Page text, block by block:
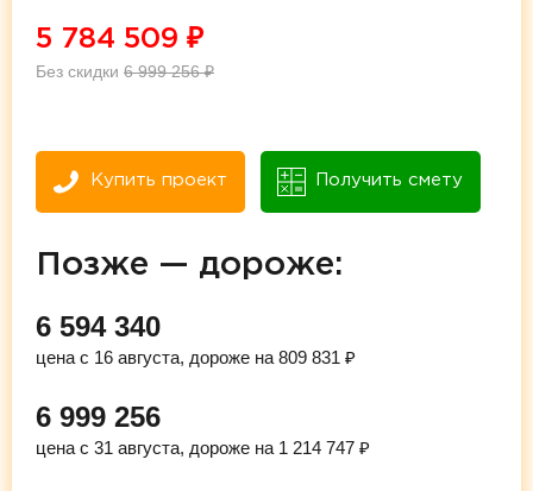
5 784 509 ₽
Без скидки 6 999 256₽
Купить проект Получить смету
Позже — дороже:
6 594 340
цена с 16 августа, дороже на 809 831 ₽
6 999 256
цена с 31 августа, дороже на 1 214 747 ₽